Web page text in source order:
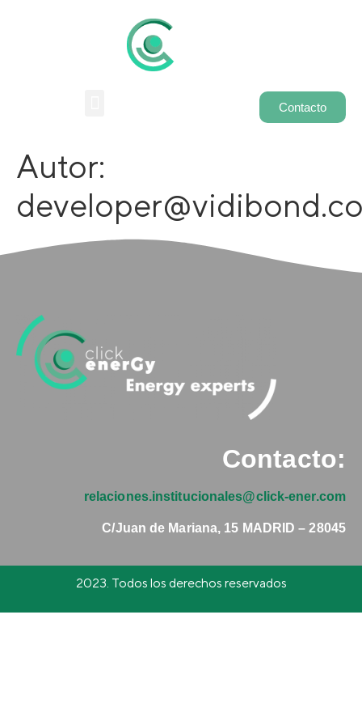
Contacto
Autor:
Contacto:
relaciones.institucionales@click-ener.com
C/Juan de Mariana, 15 MADRID – 28045
2023. Todos los derechos reservados